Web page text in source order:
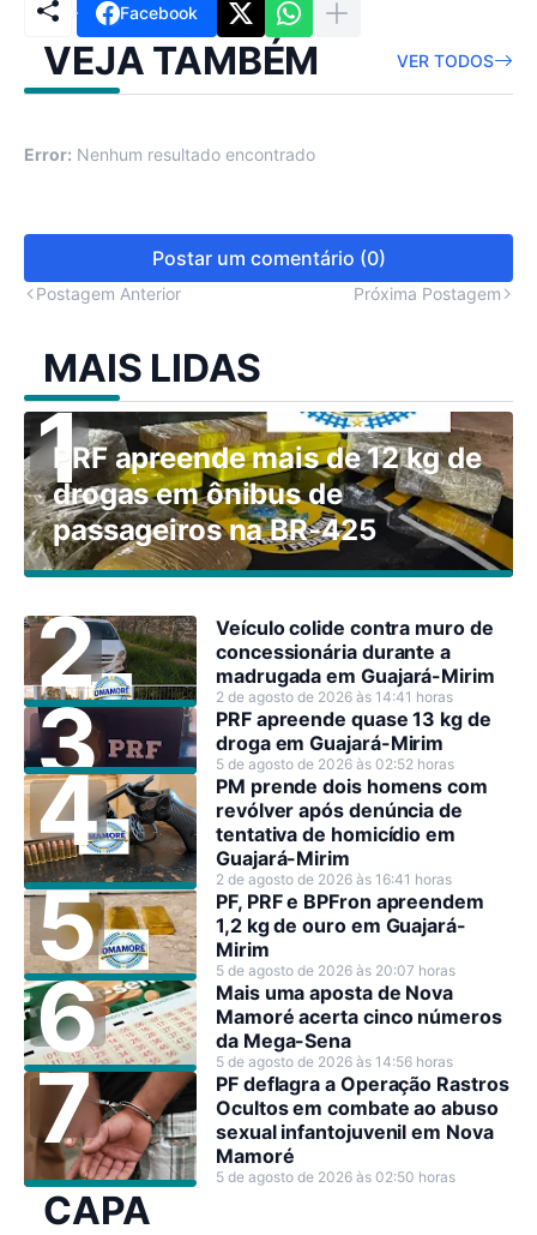
Facebook
VEJA TAMBÉM VER TODOS
Error: Nenhum resultado encontrado
Postar um comentário (0)
Postagem Anterior Próxima Postagem
MAIS LIDAS
PRF apreende mais de 12 kg de
drogas em ônibus de
passageiros na BR-425
Veículo colide contra muro de
concessionária durante a
madrugada em Guajará-Mirim
2 de agosto de 2026 às 14:41 horas
PRF apreende quase 13 kg de
droga em Guajará-Mirim
5 de agosto de 2026 às 02:52 horas
PM prende dois homens com
revólver após denúncia de
tentativa de homicídio em
Guajará-Mirim
2 de agosto de 2026 às 16:41 horas
PF, PRF e BPFron apreendem
1,2 kg de ouro em Guajará-
Mirim
5 de agosto de 2026 às 20:07 horas
Mais uma aposta de Nova
Mamoré acerta cinco números
da Mega-Sena
5 de agosto de 2026 às 14:56 horas
PF deflagra a Operação Rastros
Ocultos em combate ao abuso
sexual infantojuvenil em Nova
Mamoré
5 de agosto de 2026 às 02:50 horas
CAPA